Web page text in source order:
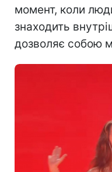
момент, коли
знаходить
дозволяє собою